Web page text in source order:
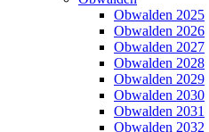
Obwalden 2025
Obwalden 2026
Obwalden 2027
Obwalden 2028
Obwalden 2029
Obwalden 2030
Obwalden 2031
Obwalden 2032